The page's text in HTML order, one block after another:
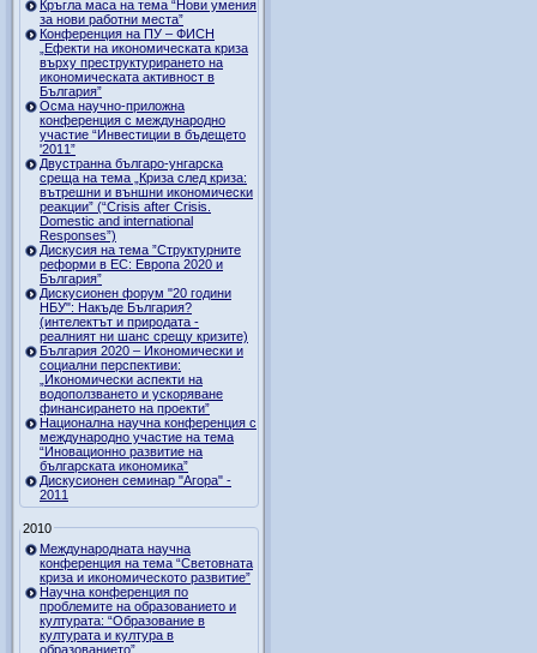
Кръгла маса на тема “Нови умения
за нови работни места”
Конференция на ПУ – ФИСН
„Ефекти на икономическата криза
върху преструктурирането на
икономическата активност в
България”
Осма научно-приложна
конференция с международно
участие “Инвестиции в бъдещето
'2011”
Двустранна българо-унгарска
среща на тема „Криза след криза:
вътрешни и външни икономически
реакции” (“Crisis after Crisis.
Domestic and international
Responses”)
Дискусия на тема ”Структурните
реформи в ЕС: Европа 2020 и
България”
Дискусионен форум "20 години
НБУ": Накъде България?
(интелектът и природата -
реалният ни шанс срещу кризите)
България 2020 – Икономически и
социални перспективи:
„Икономически аспекти на
водоползването и ускоряване
финансирането на проекти”
Национална научна конференция с
международно участие на тема
“Иновационно развитие на
българската икономика”
Дискусионен семинар "Агора" -
2011
2010
Международната научна
конференция на тема “Световната
криза и икономическото развитие”
Научна конференция по
проблемите на образованието и
културата: “Образование в
културата и култура в
образованието”